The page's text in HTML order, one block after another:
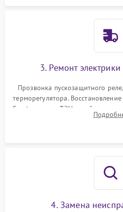
3. Ремонт
Прозвонка пускозащитного
терморегулятора.
Frost, включая ТЭН оттайки и
платы управления при
4. Замена